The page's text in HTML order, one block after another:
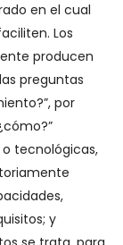
en el cual
Los
producen
preguntas
por
tecnológicas,
y